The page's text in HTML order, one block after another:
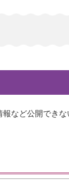
など公開でき